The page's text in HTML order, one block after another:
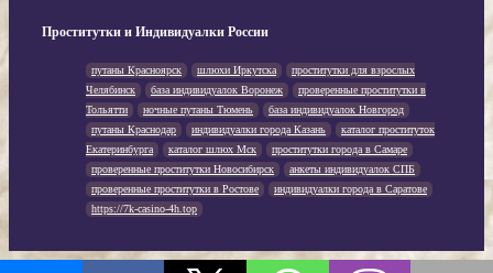
Проститутки и Индивидуалки России
путаны Красноярск шлюхи Иркутска
проститутки для взрослых
Челябинск
база индивидуалок Воронеж
проверенные проститутки в
Тольятти
ночные путаны Тюмень
база индивидуалок Новгород
путаны Краснодар
индивидуалки города Казань
каталог проституток
Екатеринбурга
каталог шлюх Мск
проститутки города в Самаре
проверенные проститутки Новосибирск
анкеты индивидуалок СПБ
проверенные проститутки в Ростове
индивидуалки города в Саратове
https://7k-casino-4h.top